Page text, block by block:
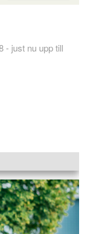
- just nu upp till